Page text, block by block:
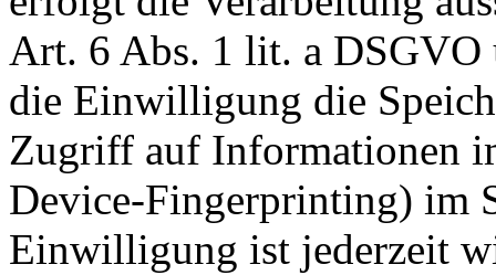
Art. 6 Abs. 1 lit. a DSGVO
die Einwilligung die
Zugriff auf Informationen
Device-Fingerprinting) im
Einwilligung ist jederzeit